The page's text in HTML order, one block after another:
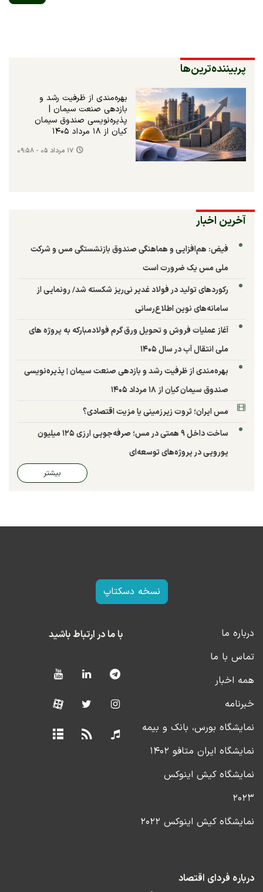
پربیننده‌ترین‌ها
بهره‌مندی از ظرفیت رشد و
بازدهی صنعت سیمان |
پذیره‌نویسی صندوق سیمان
کیان از ۱۸ مرداد ۱۴۰۵
۱۷ مرداد ۰۵ - ۰۹:۵۸
آخرین اخبار
فیض: هم‌افزایی و هماهنگی صندوق بازنشستگی مس و شرکت
ملی مس یک ضرورت است
رکوردهای تولید در فولاد غدیر نی‌ریز شکسته شد/ رونمایی از
سامانه‌های نوین اطلاع‌رسانی
آغاز عملیات فروش و تحویل ورق گرم فولادمبارکه به پروژه های
ملی انتقال آب در سال ۱۴۰۵
بهره‌مندی از ظرفیت رشد و بازدهی صنعت سیمان | پذیره‌نویسی
صندوق سیمان کیان از ۱۸ مرداد ۱۴۰۵
مس ایران؛ ثروت زیرزمینی یا مزیت اقتصادی؟
ساخت داخل ۹ همتی در مس؛ صرفه‌جویی ارزی ۱۲۵ میلیون
یورویی در پروژه‌های توسعه‌ای
بیشتر
نسخه دسکتاپ
درباره ما
تماس با ما
همه اخبار
خبرنامه
نمایشگاه بورس، بانک و بیمه
نمایشگاه ایران متافو ۱۴۰۲
نمایشگاه کیش اینوکس
۲۰۲۳
نمایشگاه کیش اینوکس ۲۰۲۲
با ما در ارتباط باشید
درباره فردای اقتصاد